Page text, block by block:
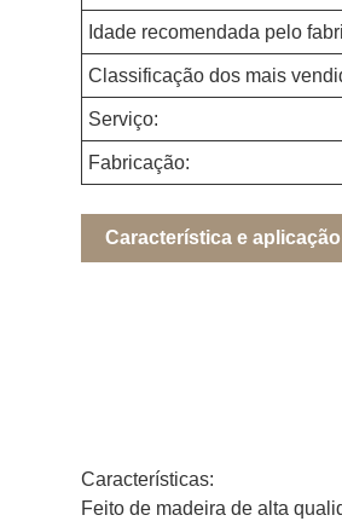
Idade recomendada pelo
Classificação dos mais
Serviço:
Fabricação:
Característica e
Características:
Feito de madeira de alta